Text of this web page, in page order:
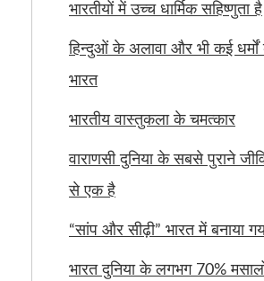
भारतीयों में उच्च धार्मिक सहिष्णुता है
हिन्दुओं के अलावा और भी कई
भारत
भारतीय वास्तुकला के चमत्कार
वाराणसी दुनिया के सबसे पुराने
से एक है
“सांप और सीढ़ी” भारत में बनाया
भारत दुनिया के लगभग 70%